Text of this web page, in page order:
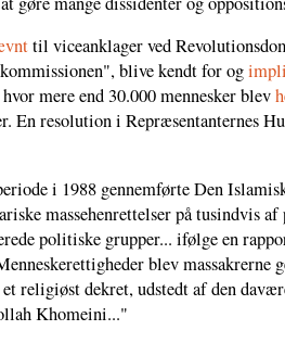
til viceanklager ved
blive kendt for og
mere end 30.000 mennesker blev
En resolution i Repræsentanternes
i 1988 gennemførte Den
massehenrettelser på tusindvis
politiske grupper... ifølge en
blev massakrerne
religiøst dekret, udstedt af den
Khomeini..."